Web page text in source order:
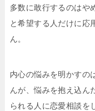
多数に敢行するのはや
と希望する人だけに応
ん。
内心の悩みを明かすの
んが、悩みを抱え込ん
られる人に恋愛相談を